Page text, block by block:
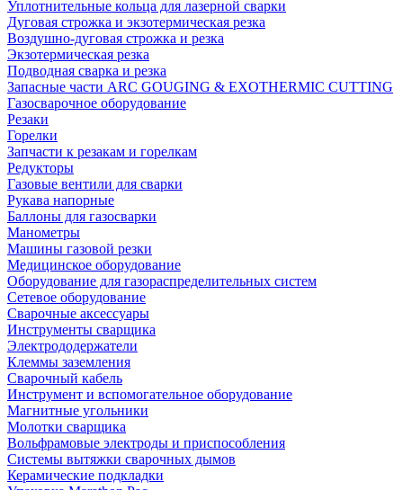
Уплотнительные кольца для лазерной сварки
Дуговая строжка и экзотермическая резка
Воздушно-дуговая строжка и резка
Экзотермическая резка
Подводная сварка и резка
Запасные части ARC GOUGING & EXOTHERMIC CUTTING
Газосварочное оборудование
Резаки
Горелки
Запчасти к резакам и горелкам
Редукторы
Газовые вентили для сварки
Рукава напорные
Баллоны для газосварки
Манометры
Машины газовой резки
Медицинское оборудование
Оборудование для газораспределительных систем
Сетевое оборудование
Сварочные аксессуары
Инструменты сварщика
Электрододержатели
Клеммы заземления
Сварочный кабель
Инструмент и вспомогательное оборудование
Магнитные угольники
Молотки сварщика
Вольфрамовые электроды и приспособления
Системы вытяжки сварочных дымов
Керамические подкладки